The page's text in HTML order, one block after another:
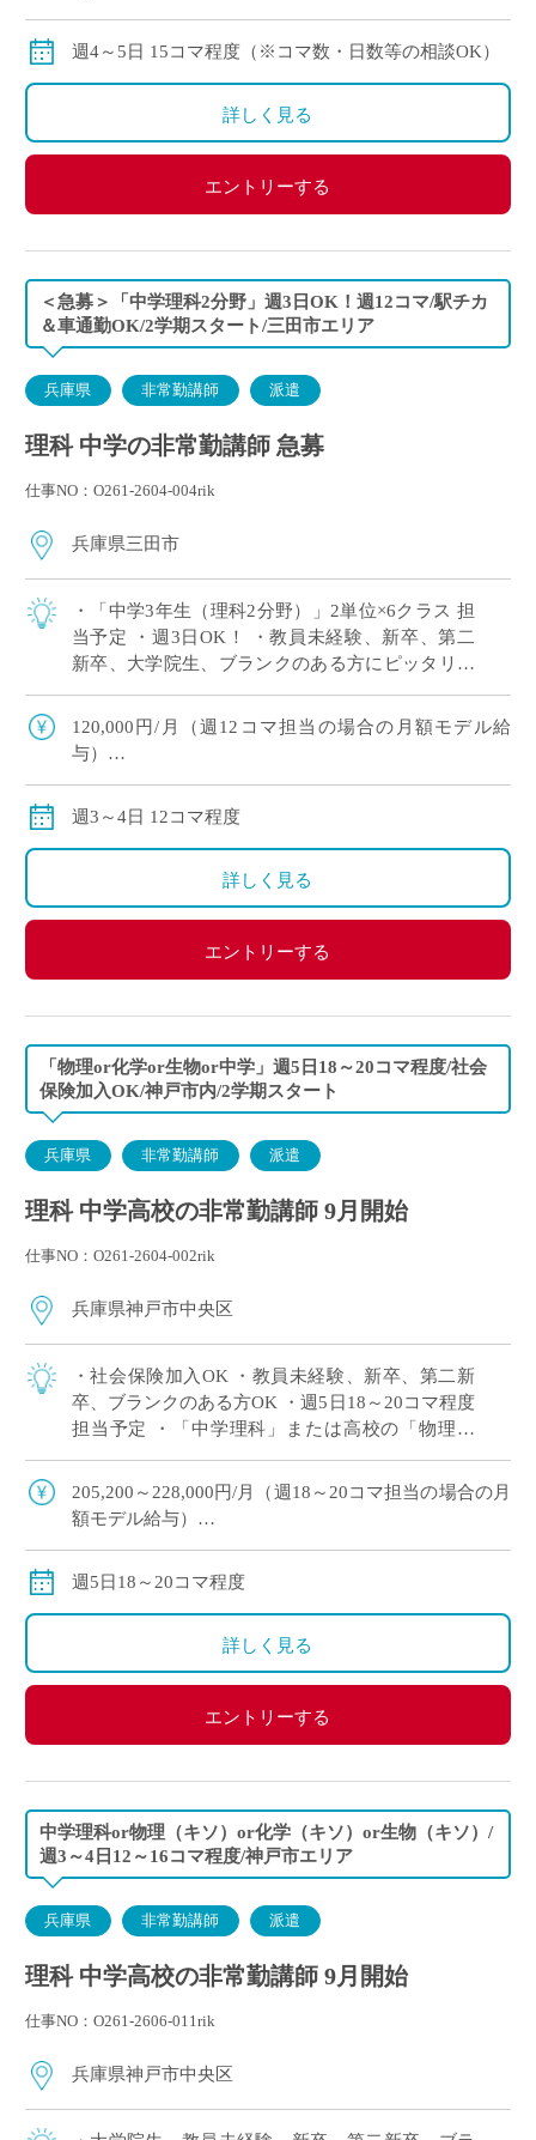
※月の途中からご勤務開始の場合は、日割計算になり
週4～5日 15コマ程度（※コマ数・日数等の相談OK）
詳しく見る
エントリーする
＜急募＞「中学理科2分野」週3日OK！週12コマ/駅チカ
＆車通勤OK/2学期スタート/三田市エリア
兵庫県 非常勤講師 派遣
理科 中学の非常勤講師 急募
仕事NO：O261-2604-004rik
兵庫県三田市
・「中学3年生（理科2分野）」2単位×6クラス 担
当予定 ・週3日OK！ ・教員未経験、新卒、第二
新卒、大学院生、ブランクのある方にピッタリ！
※広大なキャンパスでしっかり授 […]
120,000円/月（週12コマ担当の場合の月額モデル給
与）
※ご勤務スタート時期によって、初月の給与は日割計
週3～4日 12コマ程度
詳しく見る
エントリーする
「物理or化学or生物or中学」週5日18～20コマ程度/社会
保険加入OK/神戸市内/2学期スタート
兵庫県 非常勤講師 派遣
理科 中学高校の非常勤講師 9月開始
仕事NO：O261-2604-002rik
兵庫県神戸市中央区
・社会保険加入OK ・教員未経験、新卒、第二新
卒、ブランクのある方OK ・週5日18～20コマ程度
担当予定 ・「中学理科」または高校の「物理」
OK ・2学期スタートですが […]
205,200～228,000円/月（週18～20コマ担当の場合の月
額モデル給与）
週18コマ以上担当で、社会保険加入
週5日18～20コマ程度
詳しく見る
エントリーする
中学理科or物理（キソ）or化学（キソ）or生物（キソ）/
週3～4日12～16コマ程度/神戸市エリア
兵庫県 非常勤講師 派遣
理科 中学高校の非常勤講師 9月開始
仕事NO：O261-2606-011rik
兵庫県神戸市中央区